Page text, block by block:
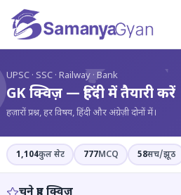
UPSC · SSC · Railway · Bank
GK क्विज़ — हिंदी में तैयारी करें
हज़ारों प्रश्न, हर विषय, हिंदी और अंग्रेज़ी दोनों में।
1,104कुल सेट 777MCQ 58सच/झूठ